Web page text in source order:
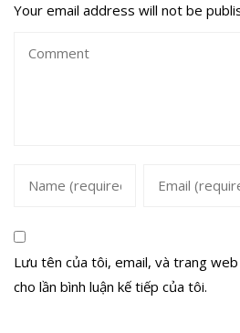
Your email address will not be
Lưu tên của tôi, email, và trang
cho lần bình luận kế tiếp của tôi.